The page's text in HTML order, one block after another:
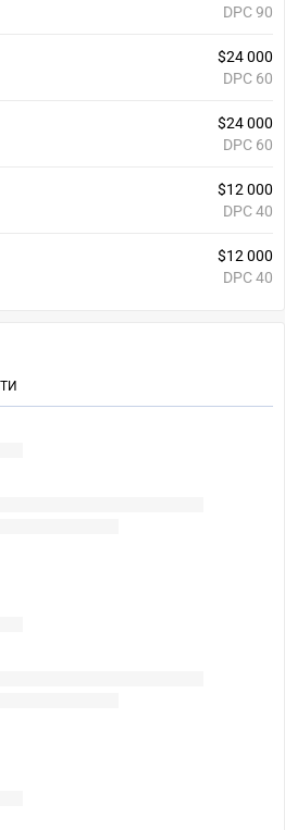
DPC 90
$24 000
DPC 60
$24 000
DPC 60
$12 000
DPC 40
$12 000
DPC 40